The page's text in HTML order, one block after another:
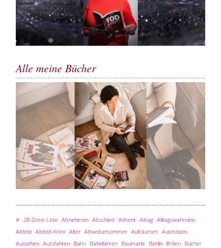
Alle meine Bücher
# 2B-Done-Liste Abnehmen Abschied Advent Alltag Alltagswahnsinn
Alsfeld Alsfeld-Krimi Alter Altweibersommer Aufräumen Ausmisten
Aussehen Autofahren Bahn Bahnfahren Baumarkt Berlin Brillen Bücher